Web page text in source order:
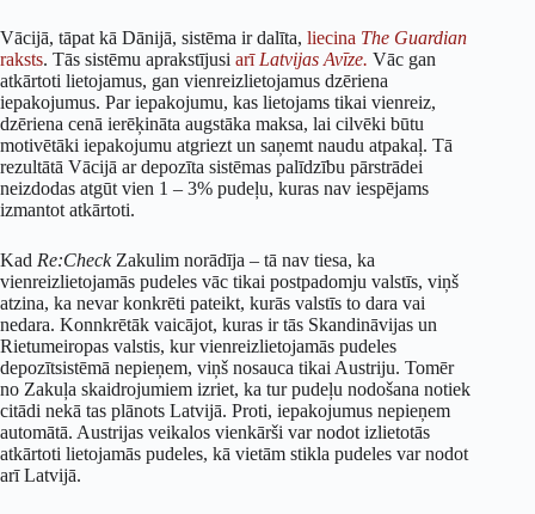
Vācijā, tāpat kā Dānijā, sistēma ir dalīta, liecina The Guardian
raksts. Tās sistēmu aprakstījusi arī Latvijas Avīze. Vāc gan
atkārtoti lietojamus, gan vienreizlietojamus dzēriena
iepakojumus. Par iepakojumu, kas lietojams tikai vienreiz,
dzēriena cenā ierēķināta augstāka maksa, lai cilvēki būtu
motivētāki iepakojumu atgriezt un saņemt naudu atpakaļ. Tā
rezultātā Vācijā ar depozīta sistēmas palīdzību pārstrādei
neizdodas atgūt vien 1 – 3% pudeļu, kuras nav iespējams
izmantot atkārtoti.
Kad Re:CheckZakulim norādīja – tā nav tiesa, ka
vienreizlietojamās pudeles vāc tikai postpadomju valstīs, viņš
atzina, ka nevar konkrēti pateikt, kurās valstīs to dara vai
nedara. Konnkrētāk vaicājot, kuras ir tās Skandināvijas un
Rietumeiropas valstis, kur vienreizlietojamās pudeles
depozītsistēmā nepieņem, viņš nosauca tikai Austriju. Tomēr
no Zakuļa skaidrojumiem izriet, ka tur pudeļu nodošana notiek
citādi nekā tas plānots Latvijā. Proti, iepakojumus nepieņem
automātā. Austrijas veikalos vienkārši var nodot izlietotās
atkārtoti lietojamās pudeles, kā vietām stikla pudeles var nodot
arī Latvijā.